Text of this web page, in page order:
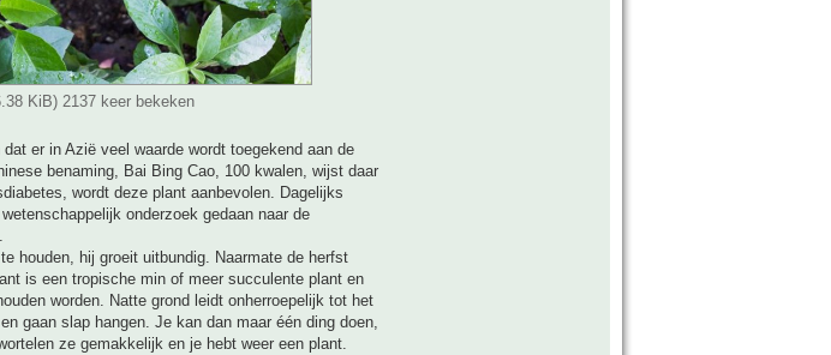
KiB) 2137 keer bekeken
er in Azië veel waarde wordt toegekend aan de
benaming, Bai Bing Cao, 100 kwalen, wijst daar
wordt deze plant aanbevolen. Dagelijks
onderzoek gedaan naar de
houden, hij groeit uitbundig. Naarmate de herfst
is een tropische min of meer succulente plant en
worden. Natte grond leidt onherroepelijk tot het
gaan slap hangen. Je kan dan maar één ding doen,
ze gemakkelijk en je hebt weer een plant.